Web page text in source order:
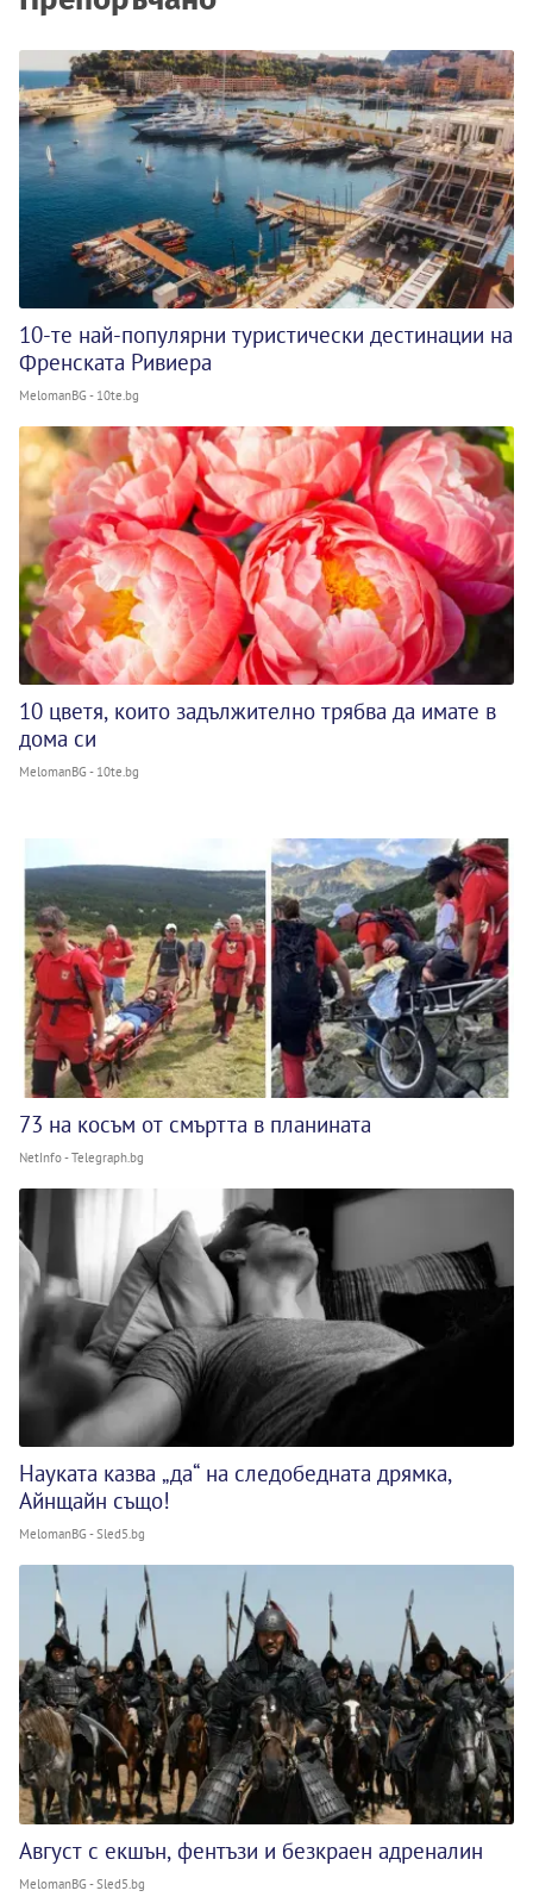
10-те най-популярни туристически дестинации на
Френската Ривиера
MelomanBG - 10te.bg
10 цветя, които задължително трябва да имате в
дома си
MelomanBG - 10te.bg
73 на косъм от смъртта в планината
NetInfo - Telegraph.bg
Науката казва „да“ на следобедната дрямка,
Айнщайн също!
MelomanBG - Sled5.bg
Август с екшън, фентъзи и безкраен адреналин
MelomanBG - Sled5.bg